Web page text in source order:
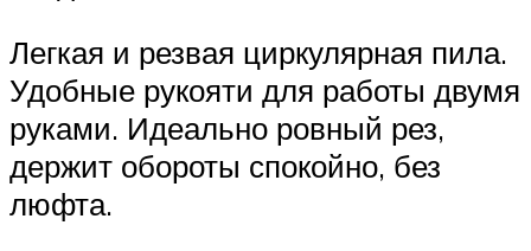
Легкая и резвая циркулярная пила.
Удобные рукояти для работы двумя
руками. Идеально ровный рез,
держит обороты спокойно, без
люфта.